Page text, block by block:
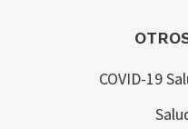
COVID-19